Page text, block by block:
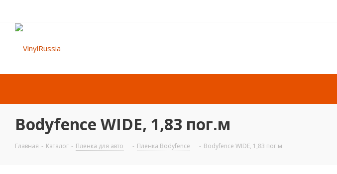
Bodyfence WIDE, 1,83 пог.м
Главная - Каталог - Пленка для авто - Пленка Bodyfence - Bodyfence WIDE, 1,83 пог.м